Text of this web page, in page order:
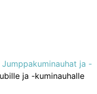
Jumppakuminauhat ja -
ja -kuminauhalle